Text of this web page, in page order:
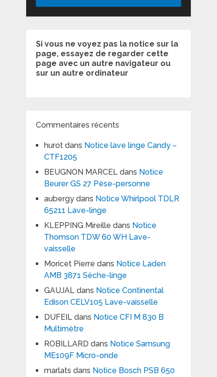
Si vous ne voyez pas la notice sur la
page, essayez de regarder cette
page avec un autre navigateur ou
sur un autre ordinateur
Commentaires récents
hurotdans Notice lave linge Candy –
CTF1205
BEUGNON MARCELdans Notice
Beurer GS 27 Pèse-personne
aubergydans Notice Whirlpool TDLR
65211 Lave-linge
KLEPPING Mireille dans Notice
Thomson TDW 60 WH Lave-
vaisselle
Moricet Pierre dans Notice Laden
AMB 3871 Sèche-linge
GAUJALdans Notice Continental
Edison CELV105 Lave-vaisselle
DUFEILdans Notice CFI M 830 B
Multimètre
ROBILLARD dans Notice Samsung
ME109F Micro-onde
marlats dans Notice Bosch PSB 650